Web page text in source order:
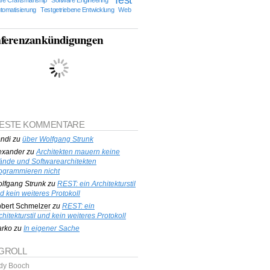
Testgetriebene Entwicklung Web
KOMMENTARE
zu über Wolfgang Strunk
zuArchitekten mauern keine
und Softwarearchitekten
nicht
Strunkzu REST: ein Architekturstil
kein weiteres Protokoll
Schmelzerzu REST: ein
und kein weiteres Protokoll
zu In eigener Sache
Booch